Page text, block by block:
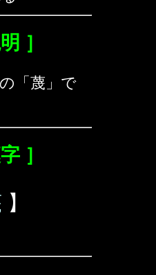
］
「蔑」で
］
】